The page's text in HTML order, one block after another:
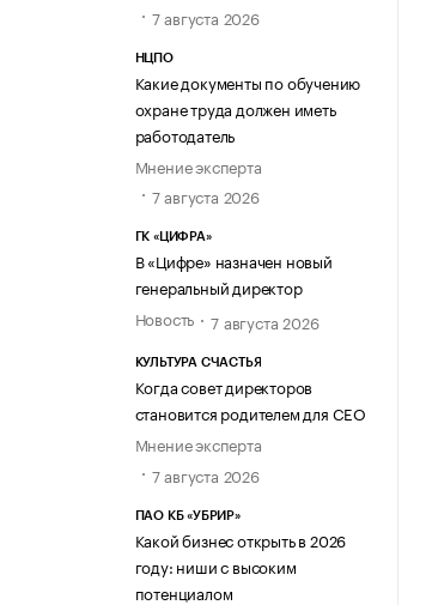
7 августа 2026
НЦПО
Какие документы по обучению
охране труда должен иметь
работодатель
Мнение эксперта
7 августа 2026
ГК «ЦИФРА»
В «Цифре» назначен новый
генеральный директор
Новость
7 августа 2026
КУЛЬТУРА СЧАСТЬЯ
Когда совет директоров
становится родителем для CEO
Мнение эксперта
7 августа 2026
ПАО КБ «УБРИР»
Какой бизнес открыть в 2026
году: ниши с высоким
потенциалом